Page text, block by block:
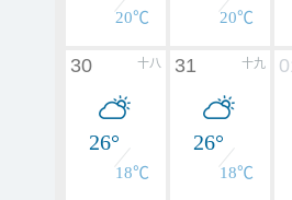
20℃ 20℃
十八
30
26°
18℃
十九
31
26°
18℃